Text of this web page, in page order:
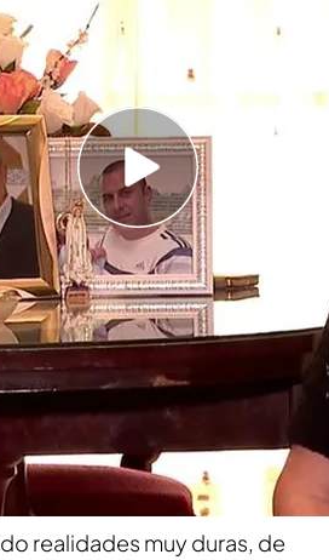
pérdida, algún milagro
saltaba charcos, le
sale"
inhabitables destrozó la
zonas afectadas.
km de carreteras dañados. Son
que Noticias Cuatro no
realidades muy duras, de